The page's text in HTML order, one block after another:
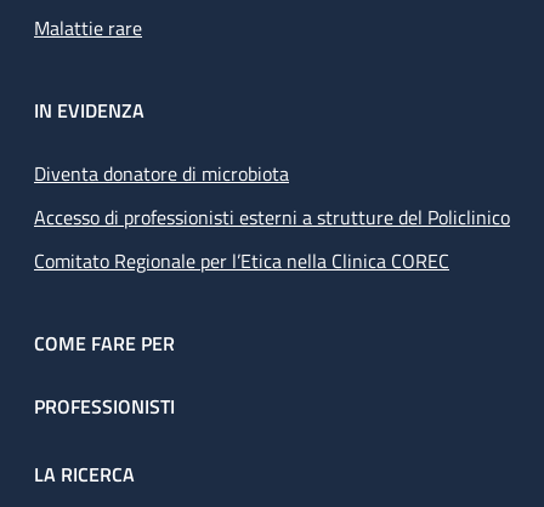
Malattie rare
IN EVIDENZA
Diventa donatore di microbiota
Accesso di professionisti esterni a strutture del Policlinico
Comitato Regionale per l’Etica nella Clinica COREC
COME FARE PER
PROFESSIONISTI
LA RICERCA